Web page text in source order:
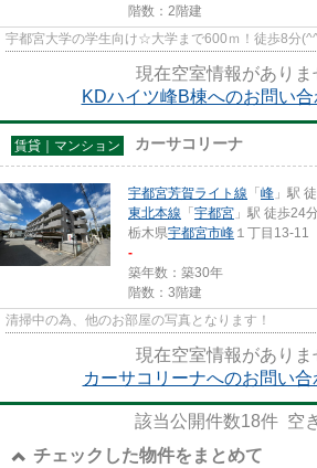
階数：2階建
宇都宮大学の学生向け☆大学まで600ｍ！徒歩8分
現在空室情報がありま
KDハイツ峰B棟へのお問い
賃貸｜マンション カーサコリーナ
宇都宮芳賀ライト線 「峰 」駅
東北本線 「宇都宮 」駅 徒歩24
栃木県宇都宮市峰 １丁目13-11
-
築年数：築30年
階数：3階建
清掃中の為、他のお部屋の写真となります！
現在空室情報がありま
カーサコリーナへのお問い
該当公開件数18件 空
チェックした物件をまとめて